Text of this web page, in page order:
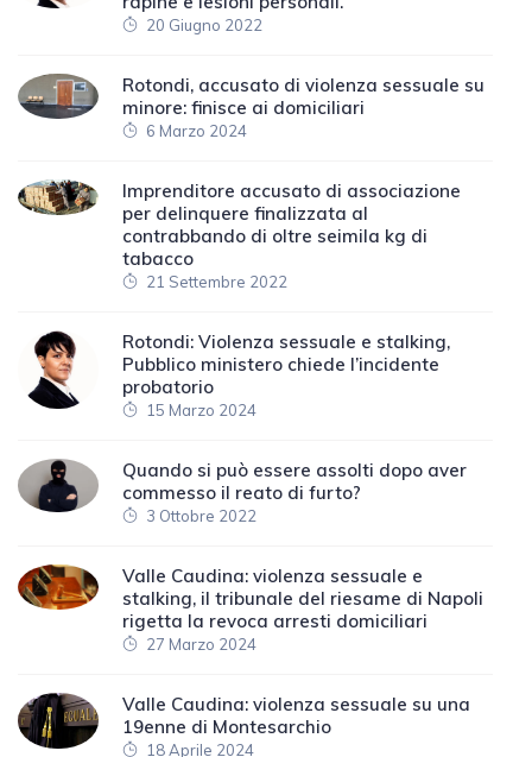
20 Giugno 2022
Rotondi, accusato di violenza sessuale su
minore: finisce ai domiciliari
6 Marzo 2024
Imprenditore accusato di associazione
per delinquere finalizzata al
contrabbando di oltre seimila kg di
tabacco
21 Settembre 2022
Rotondi: Violenza sessuale e stalking,
Pubblico ministero chiede l’incidente
probatorio
15 Marzo 2024
Quando si può essere assolti dopo aver
commesso il reato di furto?
3 Ottobre 2022
Valle Caudina: violenza sessuale e
stalking, il tribunale del riesame di Napoli
rigetta la revoca arresti domiciliari
27 Marzo 2024
Valle Caudina: violenza sessuale su una
19enne di Montesarchio
18 Aprile 2024